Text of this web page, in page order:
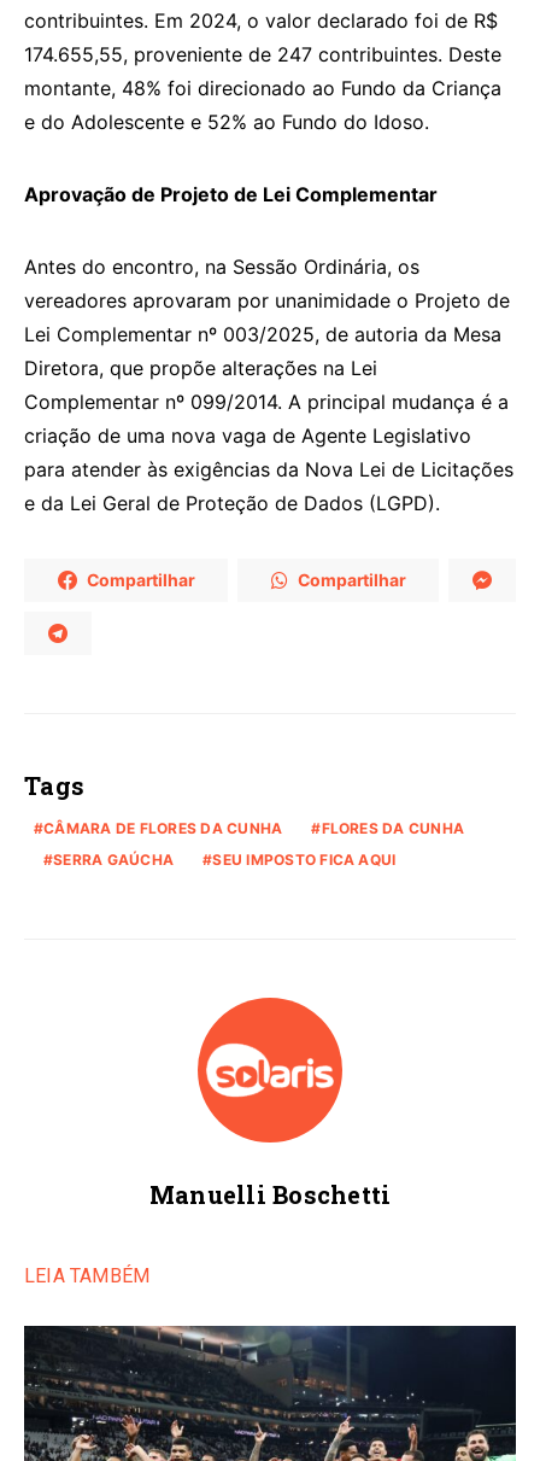
contribuintes. Em 2024, o valor declarado foi de R$
174.655,55, proveniente de 247 contribuintes. Deste
montante, 48% foi direcionado ao Fundo da Criança
e do Adolescente e 52% ao Fundo do Idoso.
Aprovação de Projeto de Lei Complementar
Antes do encontro, na Sessão Ordinária, os
vereadores aprovaram por unanimidade o Projeto de
Lei Complementar nº 003/2025, de autoria da Mesa
Diretora, que propõe alterações na Lei
Complementar nº 099/2014. A principal mudança é a
criação de uma nova vaga de Agente Legislativo
para atender às exigências da Nova Lei de Licitações
e da Lei Geral de Proteção de Dados (LGPD).
Compartilhar Compartilhar
Tags
CÂMARA DE FLORES DA CUNHA
FLORES DA CUNHA
SERRA GAÚCHA
SEU IMPOSTO FICA AQUI
Manuelli Boschetti
LEIA TAMBÉM